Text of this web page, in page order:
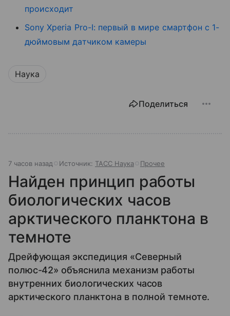
происходит
Sony Xperia Pro-I: первый в мире смартфон с 1-
дюймовым датчиком камеры
Наука
Поделиться
7 часов назад Источник: ТАСС Наука Прочее
Найден принцип работы
биологических часов
арктического планктона в
темноте
Дрейфующая экспедиция «Северный
полюс-42» объяснила механизм работы
внутренних биологических часов
арктического планктона в полной темноте.